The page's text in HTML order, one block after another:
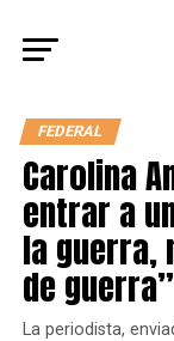
FEDERAL
Carolina
entrar a
la guerra,
de guerra”
La periodista,